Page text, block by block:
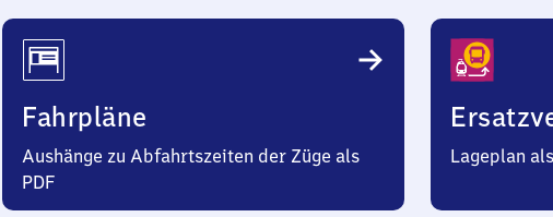
Fahrpläne
Aushänge zu Abfahrtszeiten der Züge als
PDF
Lageplan